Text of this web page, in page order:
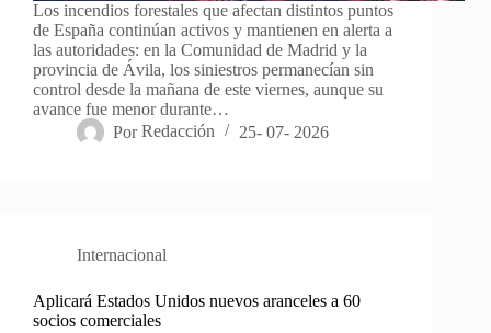
Los incendios forestales que afectan distintos puntos
de España continúan activos y mantienen en alerta a
las autoridades: en la Comunidad de Madrid y la
provincia de Ávila, los siniestros permanecían sin
control desde la mañana de este viernes, aunque su
avance fue menor durante…
Por Redacción 25- 07- 2026
Internacional
Aplicará Estados Unidos nuevos aranceles a 60
socios comerciales